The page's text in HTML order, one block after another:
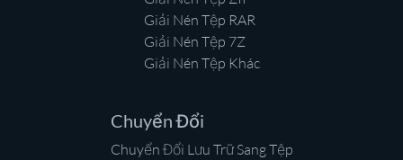
Giải Nén Tệp RAR
Giải Nén Tệp 7Z
Giải Nén Tệp Khác
Chuyển Đổi
Chuyển Đổi Lưu Trữ Sang Tệp